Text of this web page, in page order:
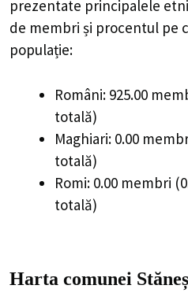
prezentate principalele
de membri și procentul pe
populație:
Români: 925.00
totală)
Maghiari: 0.00
totală)
Romi: 0.00 membri
totală)
Harta comunei